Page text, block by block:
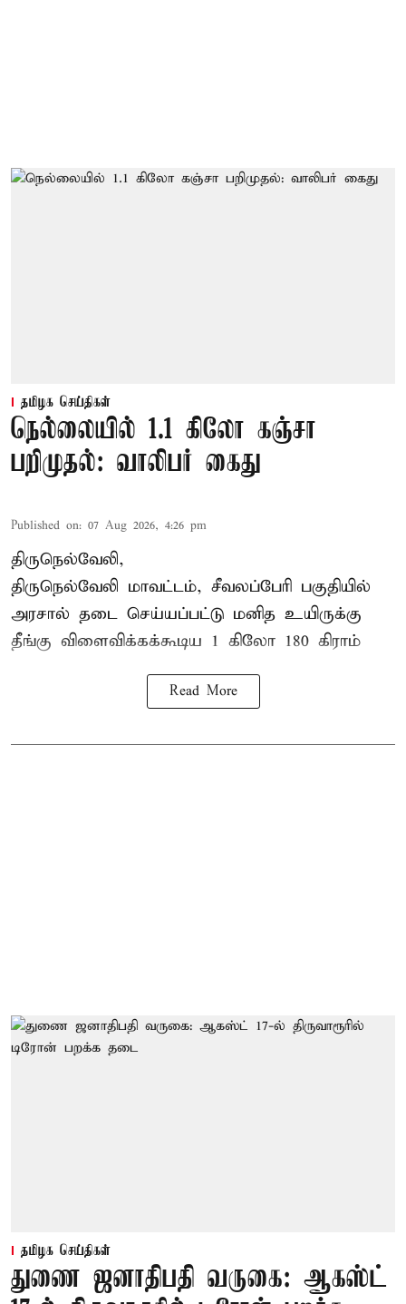
தமிழக செய்திகள்
நெல்லையில் 1.1 கிலோ கஞ்சா
பறிமுதல்: வாலிபர் கைது
Published on: 07 Aug 2026, 4:26 pm
திருநெல்வேலி,
திருநெல்வேலி மாவட்டம், சீவலப்பேரி பகுதியில்
அரசால் தடை செய்யப்பட்டு மனித உயிருக்கு
தீங்கு விளைவிக்கக்கூடிய 1 கிலோ 180 கிராம்
Read More
தமிழக செய்திகள்
துணை ஜனாதிபதி வருகை: ஆகஸ்ட்